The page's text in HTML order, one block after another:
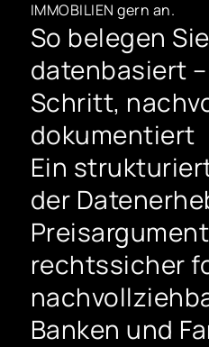
IMMOBILIEN gern an.
So belegen
datenbasiert
Schritt,
dokumentiert
Ein
der
rechtssicher
Banken und